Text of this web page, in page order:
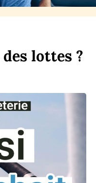
des lottes ?